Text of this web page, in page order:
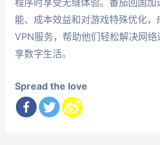
程序时享受无缝体验。番茄回国加
能、成本效益和对游戏特殊优化
VPN服务，帮助他们轻松解决网
享数字生活。
Spread the love